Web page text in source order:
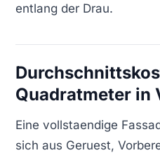
entlang der Drau.
Quadratmeter in
Eine vollstaendige
sich aus Geruest,